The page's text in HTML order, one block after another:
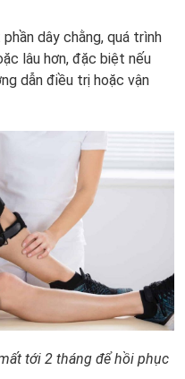
dây chằng, quá trình
lâu hơn, đặc biệt nếu
dẫn điều trị hoặc vận
tới 2 tháng để hồi phục